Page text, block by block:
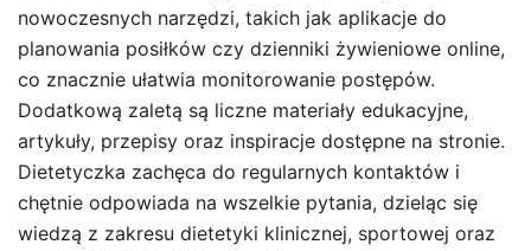
nowoczesnych narzędzi, takich jak aplikacje do
planowania posiłków czy dzienniki żywieniowe online,
co znacznie ułatwia monitorowanie postępów.
Dodatkową zaletą są liczne materiały edukacyjne,
artykuły, przepisy oraz inspiracje dostępne na stronie.
Dietetyczka zachęca do regularnych kontaktów i
chętnie odpowiada na wszelkie pytania, dzieląc się
wiedzą z zakresu dietetyki klinicznej, sportowej oraz